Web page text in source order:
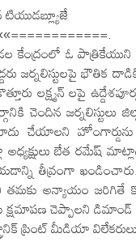
కేంద్రంలో ఓ
జర్నలిస్టులపై భౌతిక
కొత్తూరు లక్ష్మన్ లపై
చెందిన జర్నలిస్టులు
చేయాలని
బేత రమేష్
తీవ్రంగా
తమకు అన్యాయం జరిగితే
క్షమాపణ చెప్పాలని
ప్రింట్ మీడియా